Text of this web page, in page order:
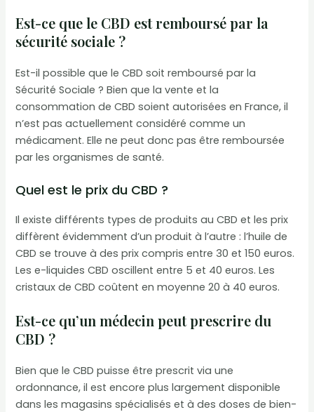
Est-ce que le CBD est remboursé par la
sécurité sociale ?
Est-il possible que le CBD soit remboursé par la
Sécurité Sociale ? Bien que la vente et la
consommation de CBD soient autorisées en France, il
n’est pas actuellement considéré comme un
médicament. Elle ne peut donc pas être remboursée
par les organismes de santé.
Quel est le prix du CBD ?
Il existe différents types de produits au CBD et les prix
diffèrent évidemment d’un produit à l’autre : l’huile de
CBD se trouve à des prix compris entre 30 et 150 euros.
Les e-liquides CBD oscillent entre 5 et 40 euros. Les
cristaux de CBD coûtent en moyenne 20 à 40 euros.
Est-ce qu’un médecin peut prescrire du
CBD ?
Bien que le CBD puisse être prescrit via une
ordonnance, il est encore plus largement disponible
dans les magasins spécialisés et à des doses de bien-